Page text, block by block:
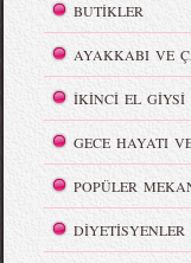
BUTİKLER
AYAKKABI VE
İKİNCİ EL GİYSİ
GECE HAYATI
POPÜLER
DİYETİSYENLER